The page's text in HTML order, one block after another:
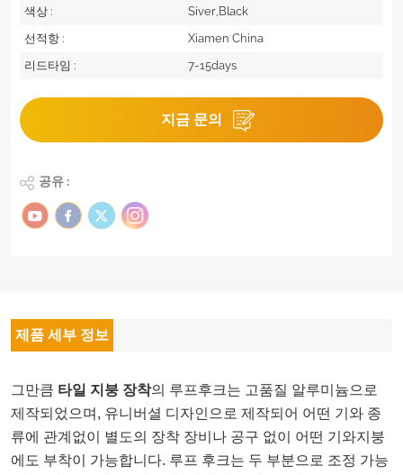
색상 :
Siver,Black
선적항 :
Xiamen China
리드타임 :
7-15days
지금 문의
공유 :
제품 세부 정보
그만큼 타일 지붕 장착의 루프후크는 고품질 알루미늄으로
제작되었으며, 유니버셜 디자인으로 제작되어 어떤 기와 종
류에 관계없이 별도의 장착 장비나 공구 없이 어떤 기와지붕
에도 부착이 가능합니다. 루프 후크는 두 부분으로 조정 가능